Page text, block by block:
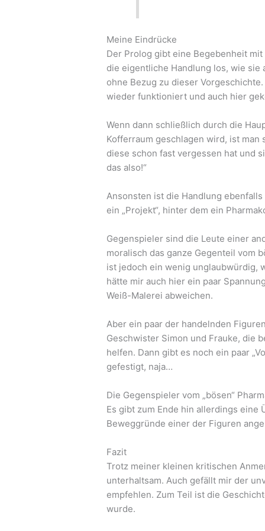
Meine Eindrücke
Der Prolog gibt eine Begebenheit
die eigentliche Handlung los, wie
ohne Bezug zu dieser
wieder funktioniert und auch hier
Wenn dann schließlich durch die
Kofferraum geschlagen wird, ist
diese schon fast vergessen hat und
das also!“
Ansonsten ist die Handlung
ein „Projekt“, hinter dem ein
Gegenspieler sind die Leute einer
moralisch das ganze Gegenteil vom
ist jedoch ein wenig unglaubwürdig,
hätte mir auch hier ein paar
Weiß-Malerei abweichen.
Aber ein paar der handelnden
Geschwister Simon und Frauke, die
helfen. Dann gibt es noch ein paar
gefestigt, naja…
Die Gegenspieler vom „bösen“
Es gibt zum Ende hin allerdings eine
Beweggründe einer der Figuren
Fazit
Trotz meiner kleinen kritischen
unterhaltsam. Auch gefällt mir der
empfehlen. Zum Teil ist die
wurde.